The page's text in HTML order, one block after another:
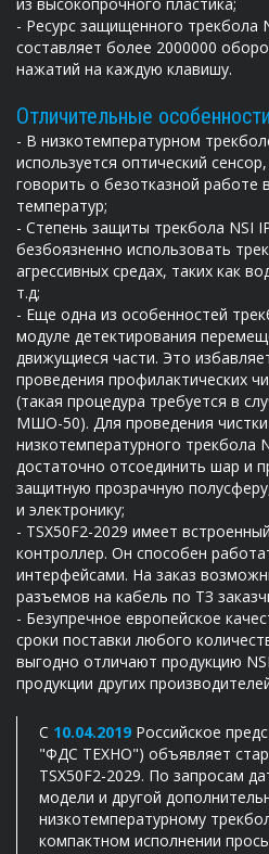
из высокопрочного пластика;
- Ресурс защищенного трекбола
составляет более 2000000
нажатий на каждую клавишу.
Отличительные
- В низкотемпературном
используется оптический
говорить о безотказной работе
температур;
- Cтепень защиты трекбола NSI
безбоязненно использовать
агрессивных средах, таких как
т.д;
- Еще одна из особенностей
модуле детектирования
движущиеся части. Это
проведения профилактических
(такая процедура требуется в
МШО-50). Для проведения
низкотемпературного трекбола
достаточно отсоединить шар и
защитную прозрачную
и электронику;
- TSX50F2-2029 имеет
контроллер. Он способен
интерфейсами. На заказ
разъемов на кабель по ТЗ
- Безупречное европейское
сроки поставки любого
выгодно отличают продукцию
продукции других
С 10.04.2019 Российское
"ФДС ТЕХНО") объявляет
TSX50F2-2029. По запросам
модели и другой
низкотемпературному
компактном исполнении